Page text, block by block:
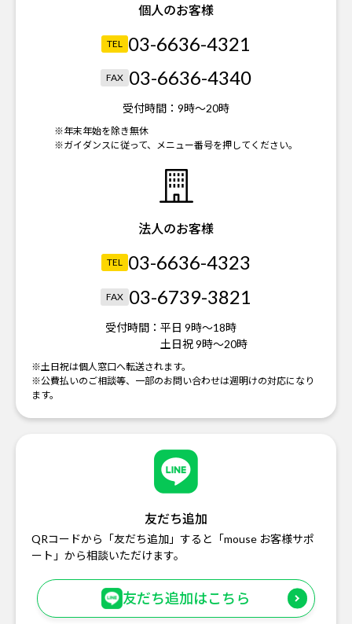
個人のお客様
TEL 03-6636-4321
FAX 03-6636-4340
受付時間： 9時～20時
※年末年始を除き無休
※ガイダンスに従って、メニュー番号を押してください。
法人のお客様
TEL 03-6636-4323
FAX 03-6739-3821
受付時間： 平日 9時～18時
土日祝 9時～20時
※土日祝は個人窓口へ転送されます。
※公費払いのご相談等、一部のお問い合わせは週明けの対応になり
ます。
友だち追加
QRコードから「友だち追加」すると「mouse お客様サポ
ート」から相談いただけます。
友だち追加はこちら